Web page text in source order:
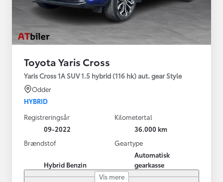
Toyota Yaris Cross
Yaris Cross 1A SUV 1.5 hybrid (116 hk) aut. gear Style
Odder
HYBRID
Registreringsår
09-2022
Kilometertal
36.000 km
Brændstof
Hybrid Benzin
Geartype
Automatisk
gearkasse
Vis mere